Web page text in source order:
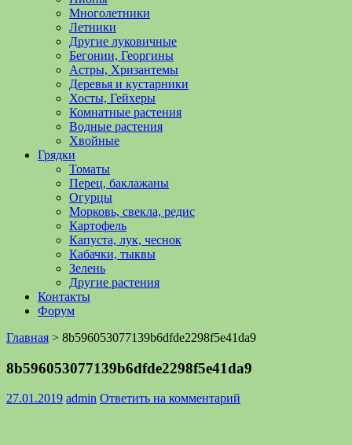
Многолетники
Летники
Другие луковичные
Бегонии, Георгины
Астры, Хризантемы
Деревья и кустарники
Хосты, Гейхеры
Комнатные растения
Водные растения
Хвойные
Грядки
Томаты
Перец, баклажаны
Огурцы
Морковь, свекла, редис
Картофель
Капуста, лук, чеснок
Кабачки, тыквы
Зелень
Другие растения
Контакты
Форум
Главная > 8b596053077139b6dfde2298f5e41da9
8b596053077139b6dfde2298f5e41da9
27.01.2019 admin Ответить на комментарий